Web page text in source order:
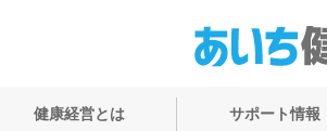
健康経営とは サポート情報